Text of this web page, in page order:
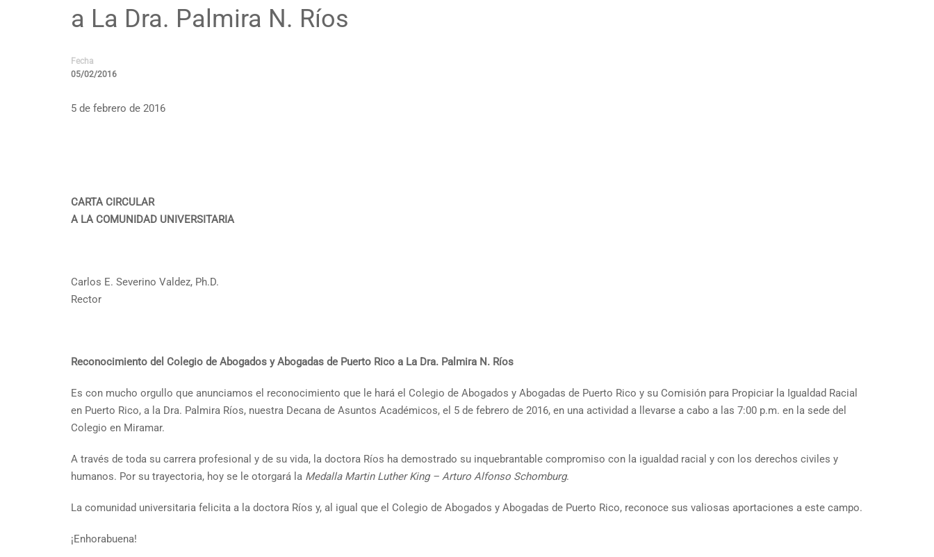
a La Dra. Palmira N. Ríos
Fecha
05/02/2016
5 de febrero de 2016
CARTA CIRCULAR
A LA COMUNIDAD UNIVERSITARIA
Carlos E. Severino Valdez, Ph.D.
Rector
Reconocimiento del Colegio de Abogados y Abogadas de Puerto Rico a La Dra. Palmira N. Ríos
Es con mucho orgullo que anunciamos el reconocimiento que le hará el Colegio de Abogados y Abogadas de Puerto Rico y su Comisión para Propiciar la Igualdad Racial
en Puerto Rico, a la Dra. Palmira Ríos, nuestra Decana de Asuntos Académicos, el 5 de febrero de 2016, en una actividad a llevarse a cabo a las 7:00 p.m. en la sede del
Colegio en Miramar.
A través de toda su carrera profesional y de su vida, la doctora Ríos ha demostrado su inquebrantable compromiso con la igualdad racial y con los derechos civiles y
humanos. Por su trayectoria, hoy se le otorgará la Medalla Martin Luther King – Arturo Alfonso Schomburg.
La comunidad universitaria felicita a la doctora Ríos y, al igual que el Colegio de Abogados y Abogadas de Puerto Rico, reconoce sus valiosas aportaciones a este campo.
¡Enhorabuena!